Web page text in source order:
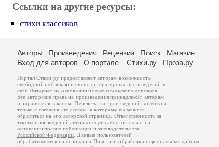
Ссылки на другие ресурсы:
стихи классиков
Авторы Произведения Рецензии Поиск
Магазин
Вход для авторов
О портале Стихи.ру Проза.ру
Портал Стихи.ру предоставляет авторам возможность
свободной публикации своих литературных произведений в
сети Интернет на основаниипользовательского договора
Все авторские права на произведения принадлежат авторам
и охраняются законом . Перепечатка произведений возможна
только с согласия его автора, к которому вы можете
обратиться на его авторской странице. Ответственность за
тексты произведений авторы несут самостоятельно на
основанииправил публикации изаконодательства
Российской Федерации . Данные пользователей
обрабатываются на основании Политики обработки персональных данных